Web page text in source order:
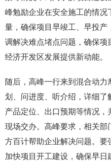
峰勉励企业在安全施工的情
量，确保项目早竣工、早投
调解决难点堵点问题，确保
经济开发区发展提供新动能。
随后，高峰一行来到混合动
划、问进度、听介绍，详细了
产品定位、出口预期等情况
现场交办。高峰要求，相关
方百计帮助企业解决问题。
加快项目开工建设，确保早日